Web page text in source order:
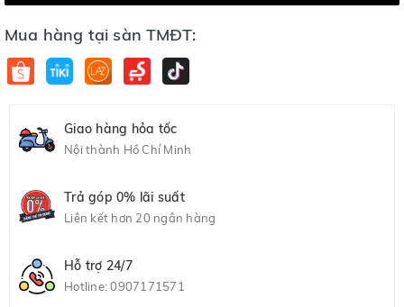
Mua hàng tại sàn TMĐT:
Giao hàng hỏa tốc
Nội thành Hồ Chí Minh
Trả góp 0% lãi suất
Liên kết hơn 20 ngân hàng
Hỗ trợ 24/7
Hotline:0907171571